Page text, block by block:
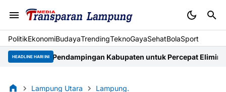
PolitikEkonomiBudayaTrendingTeknoGayaSehatBolaSport
HEADLINE HARI INI
Pendampingan Kabupaten untuk Percepat Eliminasi TBC di
Lampung Utara Lampung.